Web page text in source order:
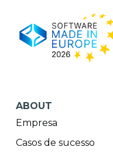
ABOUT
Empresa
Casos de sucesso